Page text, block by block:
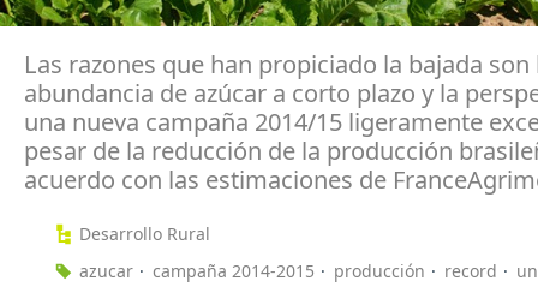
Las razones que han propiciado la bajada son
abundancia de azúcar a corto plazo y la
una nueva campaña 2014/15 ligeramente
pesar de la reducción de la producción
acuerdo con las estimaciones de
Desarrollo Rural
azucar
campaña 2014-2015 producción record